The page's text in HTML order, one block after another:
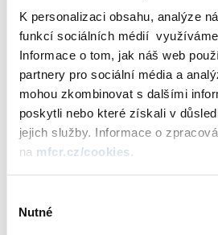
K personalizaci obsahu, analýze
funkcí sociálních médií
Informace o tom, jak náš web
partnery pro sociální média a
mohou zkombinovat s dalšími
poskytli nebo které získali v
jejich služby. Informace o
na mfcr.cz/cookies.
souhlasu
Nutné
Celková jmenovitá hodnota
nabízená do aukce:
5 000
Kč
Datum aukce:
2. 10.
Datum emise:
3. 10.
Uzávěrka příjmu objednávek:
12:00
Způsob prodeje dluhopisů:
Způsob zadávání objednávek:
v
Název agenta:
Česká